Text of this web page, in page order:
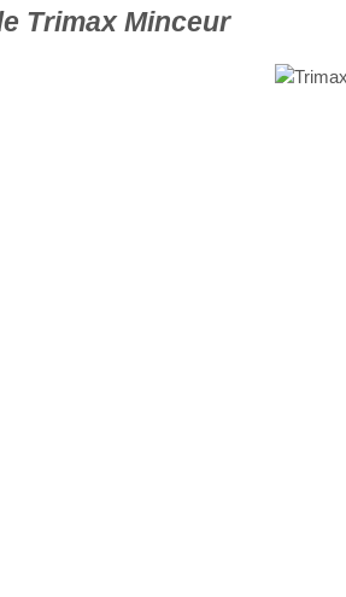
Trimax Minceur